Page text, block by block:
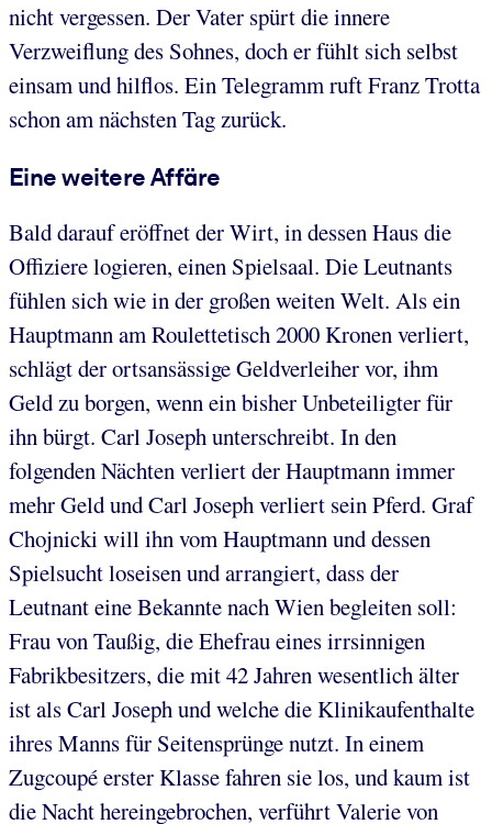
nicht vergessen. Der Vater spürt die innere
Verzweiflung des Sohnes, doch er fühlt sich selbst
einsam und hilflos. Ein Telegramm ruft Franz Trotta
schon am nächsten Tag zurück.
Eine weitere Affäre
Bald darauf eröffnet der Wirt, in dessen Haus die
Offiziere logieren, einen Spielsaal. Die Leutnants
fühlen sich wie in der großen weiten Welt. Als ein
Hauptmann am Roulettetisch 2000 Kronen verliert,
schlägt der ortsansässige Geldverleiher vor, ihm
Geld zu borgen, wenn ein bisher Unbeteiligter für
ihn bürgt. Carl Joseph unterschreibt. In den
folgenden Nächten verliert der Hauptmann immer
mehr Geld und Carl Joseph verliert sein Pferd. Graf
Chojnicki will ihn vom Hauptmann und dessen
Spielsucht loseisen und arrangiert, dass der
Leutnant eine Bekannte nach Wien begleiten soll:
Frau von Taußig, die Ehefrau eines irrsinnigen
Fabrikbesitzers, die mit 42 Jahren wesentlich älter
ist als Carl Joseph und welche die Klinikaufenthalte
ihres Manns für Seitensprünge nutzt. In einem
Zugcoupé erster Klasse fahren sie los, und kaum ist
die Nacht hereingebrochen, verführt Valerie von